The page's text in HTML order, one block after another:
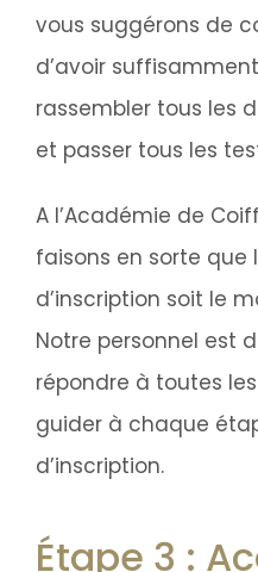
vous suggérons de
d’avoir
rassembler tous les
et passer tous les
A l’Académie de
faisons en sorte que
d’inscription soit le
Notre personnel est
répondre à toutes
guider à chaque
d’inscription.
Étape 3 :